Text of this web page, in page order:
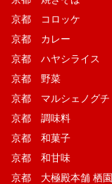
京都 コロッケ
京都 カレー
京都 ハヤシライス
京都 野菜
京都 マルシェノグチ
京都 調味料
京都 和菓子
京都 和甘味
京都 大極殿本舗 栖園